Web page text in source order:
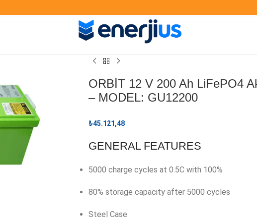
ORBİT 12 V 200 Ah LiFePO4
– MODEL: GU12200
₺45.121,48
GENERAL FEATURES
5000 charge cycles at 0.5C with 100%
80% storage capacity after 5000 cycles
Steel Case